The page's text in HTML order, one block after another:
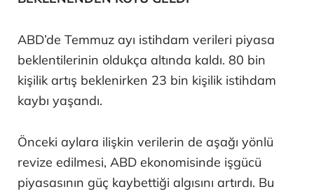
ABD’de Temmuz ayı istihdam verileri piyasa
beklentilerinin oldukça altında kaldı. 80 bin
kişilik artış beklenirken 23 bin kişilik istihdam
kaybı yaşandı.
Önceki aylara ilişkin verilerin de aşağı yönlü
revize edilmesi, ABD ekonomisinde işgücü
piyasasının güç kaybettiği algısını artırdı. Bu